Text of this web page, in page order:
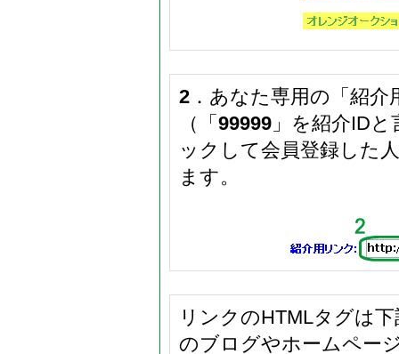
2 ．あなた専用の「紹
（「 99999 」を紹介ID
ックして会員登録した
ます。
リンクのHTMLタグは
のブログやホームペー